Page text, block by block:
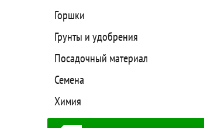
Горшки
Грунты и удобрения
Посадочный материал
Семена
Химия